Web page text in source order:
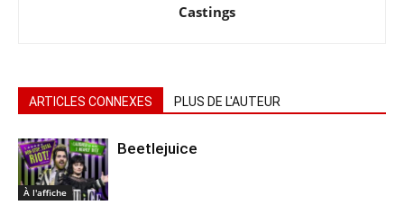
Castings
ARTICLES CONNEXES PLUS DE L'AUTEUR
À l'affiche
Beetlejuice